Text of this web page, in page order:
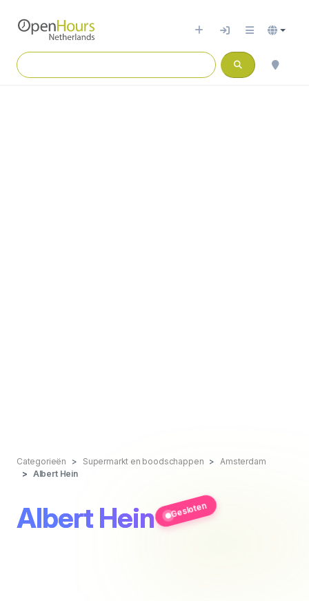
Categorieën Supermarkt en boodschappen
Amsterdam
Albert Hein
Albert Hein Gesloten